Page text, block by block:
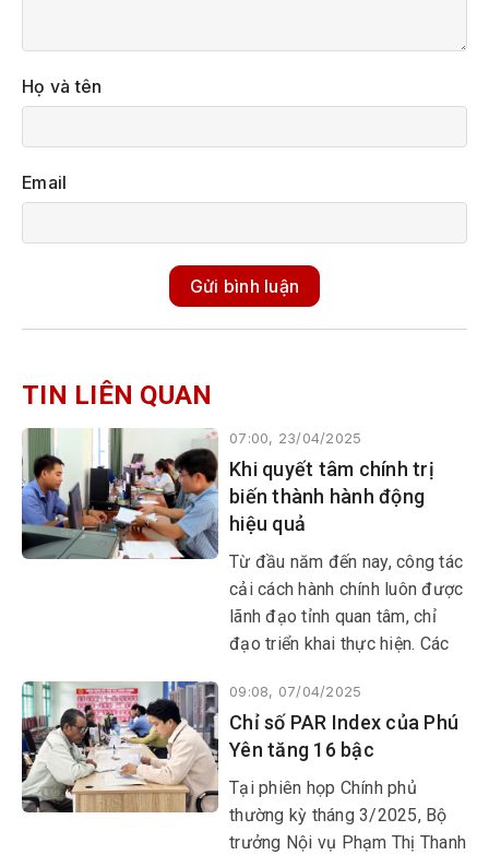
Họ và tên
Email
Gửi bình luận
TIN LIÊN QUAN
07:00, 23/04/2025
Khi quyết tâm chính trị
biến thành hành động
hiệu quả
Từ đầu năm đến nay, công tác
cải cách hành chính luôn được
lãnh đạo tỉnh quan tâm, chỉ
đạo triển khai thực hiện. Các
khai đồng bộ, có hiệu quả
công tác này, đảm bảo việc
cung cấp dịch vụ công đến
người dân, doanh nghiệp
không bị gián đoạn.
09:08, 07/04/2025
Chỉ số PAR Index của Phú
Yên tăng 16 bậc
Tại phiên họp Chính phủ
thường kỳ tháng 3/2025, Bộ
trưởng Nội vụ Phạm Thị Thanh